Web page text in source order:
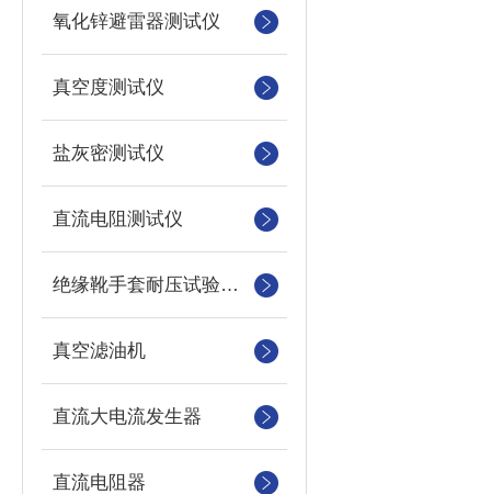
氧化锌避雷器测试仪
真空度测试仪
盐灰密测试仪
直流电阻测试仪
绝缘靴手套耐压试验装置
真空滤油机
直流大电流发生器
直流电阻器